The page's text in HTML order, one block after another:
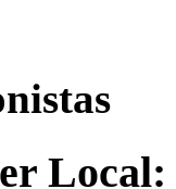
Local: